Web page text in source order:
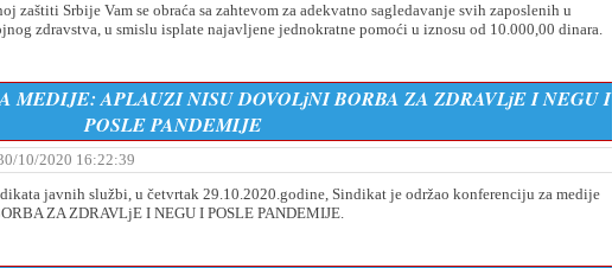
zaštiti Srbije Vam se obraća sa zahtevom za adekvatno sagledavanje svih zaposlenih u
zdravstva, u smislu isplate najavlјene jednokratne pomoći u iznosu od 10.000,00 dinara.
MEDIJE: APLAUZI NISU DOVOLjNI BORBA ZA ZDRAVLjE I NEGU I
POSLE PANDEMIJE
10/2020 16:22:39
javnih službi, u četvrtak 29.10.2020.godine, Sindikat je održao konferenciju za medije
ZA ZDRAVLjE I NEGU I POSLE PANDEMIJE.